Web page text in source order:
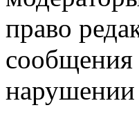
право
сообщения